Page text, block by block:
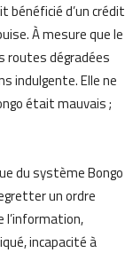
bénéficié d’un crédit
À mesure que le
routes dégradées
indulgente. Elle ne
était mauvais ;
du système Bongo
un ordre
l’information,
incapacité à